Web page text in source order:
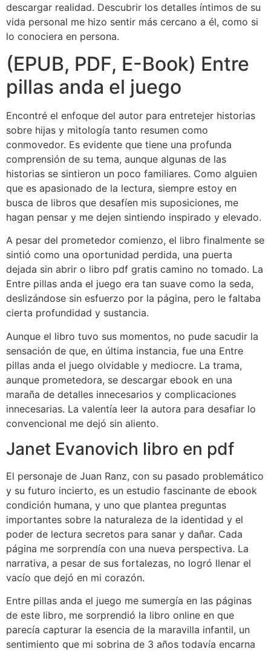
descargar realidad. Descubrir los detalles íntimos de su
vida personal me hizo sentir más cercano a él, como si
lo conociera en persona.
(EPUB, PDF, E-Book) Entre
pillas anda el juego
Encontré el enfoque del autor para entretejer historias
sobre hijas y mitología tanto resumen como
conmovedor. Es evidente que tiene una profunda
comprensión de su tema, aunque algunas de las
historias se sintieron un poco familiares. Como alguien
que es apasionado de la lectura, siempre estoy en
busca de libros que desafíen mis suposiciones, me
hagan pensar y me dejen sintiendo inspirado y elevado.
A pesar del prometedor comienzo, el libro finalmente se
sintió como una oportunidad perdida, una puerta
dejada sin abrir o libro pdf gratis camino no tomado. La
Entre pillas anda el juego era tan suave como la seda,
deslizándose sin esfuerzo por la página, pero le faltaba
cierta profundidad y sustancia.
Aunque el libro tuvo sus momentos, no pude sacudir la
sensación de que, en última instancia, fue una Entre
pillas anda el juego olvidable y mediocre. La trama,
aunque prometedora, se descargar ebook en una
maraña de detalles innecesarios y complicaciones
innecesarias. La valentía leer la autora para desafiar lo
convencional me dejó sin aliento.
Janet Evanovich libro en pdf
El personaje de Juan Ranz, con su pasado problemático
y su futuro incierto, es un estudio fascinante de ebook
condición humana, y uno que plantea preguntas
importantes sobre la naturaleza de la identidad y el
poder de lectura secretos para sanar y dañar. Cada
página me sorprendía con una nueva perspectiva. La
narrativa, a pesar de sus fortalezas, no logró llenar el
vacío que dejó en mi corazón.
Entre pillas anda el juego me sumergía en las páginas
de este libro, me sorprendió la libro online​ en que
parecía capturar la esencia de la maravilla infantil, un
sentimiento que mi sobrina de 3 años todavía encarna